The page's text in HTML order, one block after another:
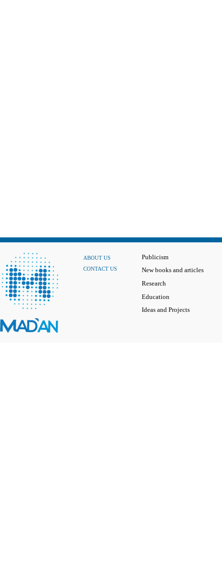
ABOUT US
CONTACT US
Publicism
New books and articles
Research
Education
Ideas and Projects